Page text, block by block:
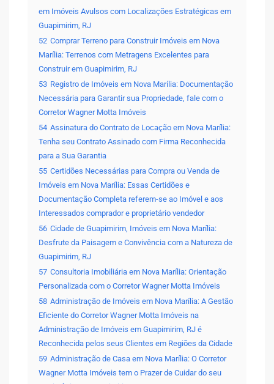
em Imóveis Avulsos com Localizações Estratégicas em
Guapimirim, RJ
52 Comprar Terreno para Construir Imóveis em Nova
Marília: Terrenos com Metragens Excelentes para
Construir em Guapimirim, RJ
53 Registro de Imóveis em Nova Marília: Documentação
Necessária para Garantir sua Propriedade, fale com o
Corretor Wagner Motta Imóveis
54 Assinatura do Contrato de Locação em Nova Marília:
Tenha seu Contrato Assinado com Firma Reconhecida
para a Sua Garantia
55 Certidões Necessárias para Compra ou Venda de
Imóveis em Nova Marília: Essas Certidões e
Documentação Completa referem-se ao Imóvel e aos
Interessados comprador e proprietário vendedor
56 Cidade de Guapimirim, Imóveis em Nova Marília:
Desfrute da Paisagem e Convivência com a Natureza de
Guapimirim, RJ
57 Consultoria Imobiliária em Nova Marília: Orientação
Personalizada com o Corretor Wagner Motta Imóveis
58 Administração de Imóveis em Nova Marília: A Gestão
Eficiente do Corretor Wagner Motta Imóveis na
Administração de Imóveis em Guapimirim, RJ é
Reconhecida pelos seus Clientes em Regiões da Cidade
59 Administração de Casa em Nova Marília: O Corretor
Wagner Motta Imóveis tem o Prazer de Cuidar do seu